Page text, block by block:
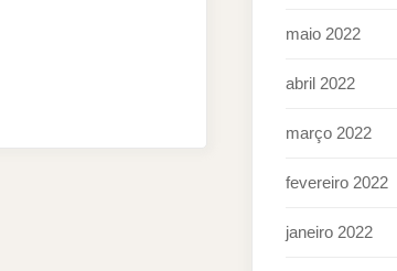
maio 2022
abril 2022
março 2022
fevereiro 2022
janeiro 2022